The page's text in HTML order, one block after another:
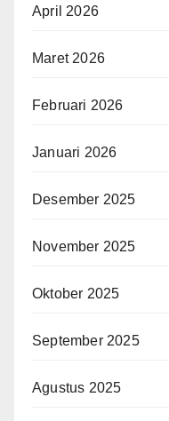
April 2026
Maret 2026
Februari 2026
Januari 2026
Desember 2025
November 2025
Oktober 2025
September 2025
Agustus 2025